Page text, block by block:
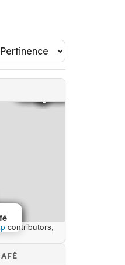
contributors,